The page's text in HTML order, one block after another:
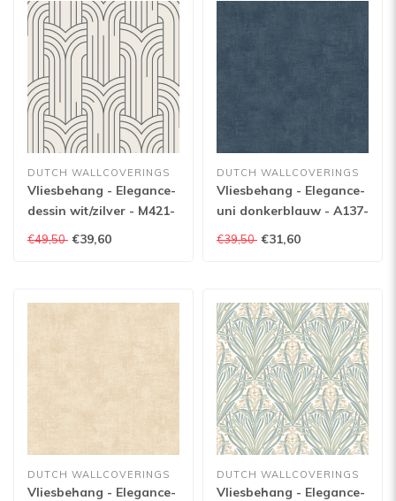
DUTCH WALLCOVERINGS
Vliesbehang - Elegance-
dessin wit/zilver - M421-
29
€49,50 €39,60
DUTCH WALLCOVERINGS
Vliesbehang - Elegance-
uni donkerblauw - A137-
11
€39,50 €31,60
DUTCH WALLCOVERINGS
Vliesbehang - Elegance-
DUTCH WALLCOVERINGS
Vliesbehang - Elegance-